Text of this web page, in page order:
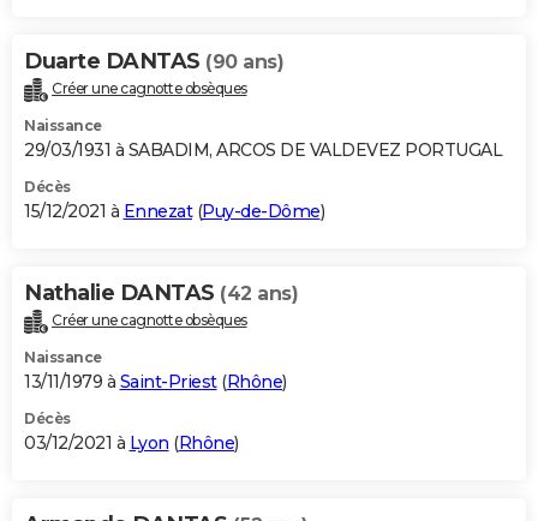
Duarte DANTAS (90 ans)
Créer une cagnotte obsèques
Naissance
29/03/1931 à SABADIM, ARCOS DE VALDEVEZ PORTUGAL
Décès
15/12/2021 à Ennezat(Puy-de-Dôme)
Nathalie DANTAS (42 ans)
Créer une cagnotte obsèques
Naissance
13/11/1979 à Saint-Priest(Rhône)
Décès
03/12/2021 à Lyon (Rhône)